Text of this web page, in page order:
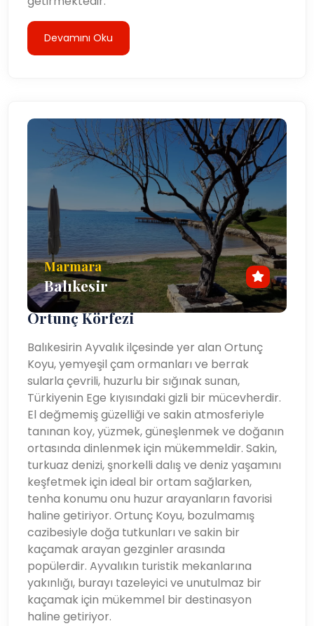
Devamını Oku
Marmara
Balıkesir
Ortunç Körfezi
Balıkesirin Ayvalık ilçesinde yer alan Ortunç
Koyu, yemyeşil çam ormanları ve berrak
sularla çevrili, huzurlu bir sığınak sunan,
Türkiyenin Ege kıyısındaki gizli bir mücevherdir.
El değmemiş güzelliği ve sakin atmosferiyle
tanınan koy, yüzmek, güneşlenmek ve doğanın
ortasında dinlenmek için mükemmeldir. Sakin,
turkuaz denizi, şnorkelli dalış ve deniz yaşamını
keşfetmek için ideal bir ortam sağlarken,
tenha konumu onu huzur arayanların favorisi
haline getiriyor. Ortunç Koyu, bozulmamış
cazibesiyle doğa tutkunları ve sakin bir
kaçamak arayan gezginler arasında
popülerdir. Ayvalıkın turistik mekanlarına
yakınlığı, burayı tazeleyici ve unutulmaz bir
kaçamak için mükemmel bir destinasyon
haline getiriyor.